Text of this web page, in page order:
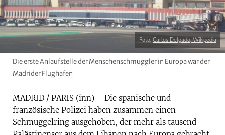
Foto: Carlos Delgado, Wikipedia
Die erste Anlaufstelle der Menschenschmuggler in Europa war der
Madrider Flughafen
MADRID / PARIS (inn) – Die spanische und
französische Polizei haben zusammen einen
Schmuggelring ausgehoben, der mehr als tausend